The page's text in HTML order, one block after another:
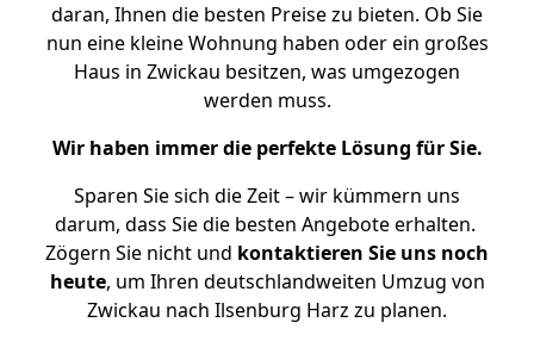
daran, Ihnen die besten Preise zu bieten. Ob Sie
nun eine kleine Wohnung haben oder ein großes
Haus in Zwickau besitzen, was umgezogen
werden muss.
Wir haben immer die perfekte Lösung für Sie.
Sparen Sie sich die Zeit – wir kümmern uns
darum, dass Sie die besten Angebote erhalten.
Zögern Sie nicht und kontaktieren Sie uns noch
heute, um Ihren deutschlandweiten Umzug von
Zwickau nach Ilsenburg Harz zu planen.